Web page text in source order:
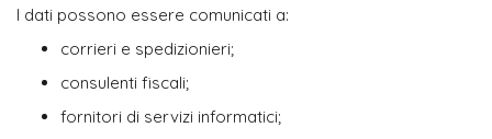
I dati possono essere comunicati a:
corrieri e spedizionieri;
consulenti fiscali;
fornitori di servizi informatici;